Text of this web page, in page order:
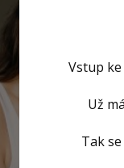
Vstup
Už
Tak